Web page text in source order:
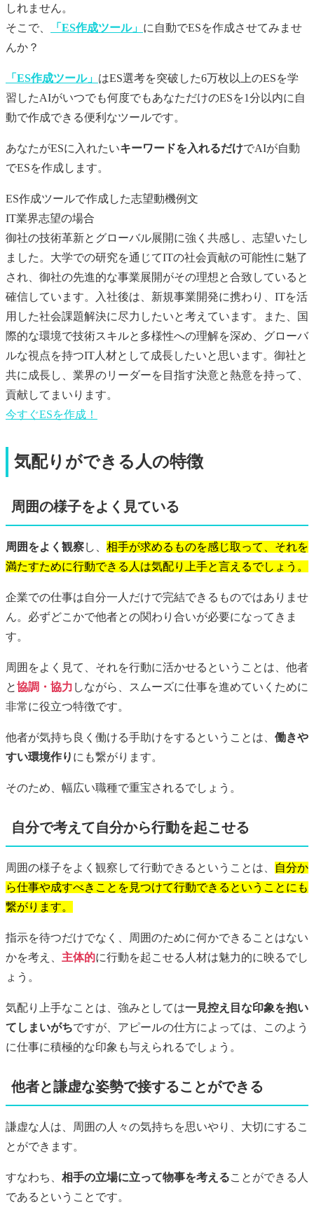
しれません。
そこで、
「ES作成ツール」 に自動でESを作成させてみませ
んか？
「ES作成ツール」 はES選考を突破した6万枚以上のESを学
習したAIがいつでも何度でもあなただけのESを1分以内に自
動で作成できる便利なツールです。
あなたがESに入れたいキーワードを入れるだけでAIが自動
でESを作成します。
ES作成ツールで作成した志望動機例文
IT業界志望の場合
御社の技術革新とグローバル展開に強く共感し、志望いたし
ました。大学での研究を通じてITの社会貢献の可能性に魅了
され、御社の先進的な事業展開がその理想と合致していると
確信しています。入社後は、新規事業開発に携わり、ITを活
用した社会課題解決に尽力したいと考えています。また、国
際的な環境で技術スキルと多様性への理解を深め、グローバ
ルな視点を持つIT人材として成長したいと思います。御社と
共に成長し、業界のリーダーを目指す決意と熱意を持って、
貢献してまいります。
今すぐESを作成！
気配りができる人の特徴
周囲の様子をよく見ている
周囲をよく観察し、 相手が求めるものを感じ取って、それを
満たすために行動できる人は気配り上手と言えるでしょう。
企業での仕事は自分一人だけで完結できるものではありませ
ん。必ずどこかで他者との関わり合いが必要になってきま
す。
周囲をよく見て、それを行動に活かせるということは、他者
と協調・協力 しながら、スムーズに仕事を進めていくために
非常に役立つ特徴です。
他者が気持ち良く働ける手助けをするということは、 働きや
すい環境作り にも繋がります。
そのため、幅広い職種で重宝されるでしょう。
自分で考えて自分から行動を起こせる
周囲の様子をよく観察して行動できるということは、
自分か
ら仕事や成すべきことを見つけて行動できるということにも
繋がります。
指示を待つだけでなく、周囲のために何かできることはない
かを考え、 主体的に行動を起こせる人材は魅力的に映るでし
ょう。
気配り上手なことは、強みとしては一見控え目な印象を抱い
てしまいがちですが、アピールの仕方によっては、このよう
に仕事に積極的な印象も与えられるでしょう。
他者と謙虚な姿勢で接することができる
謙虚な人は、周囲の人々の気持ちを思いやり、大切にするこ
とができます。
すなわち、 相手の立場に立って物事を考えることができる人
であるということです。